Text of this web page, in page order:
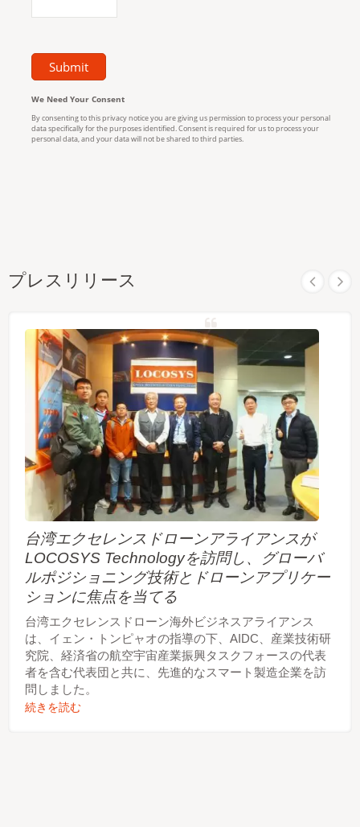
プレスリリース
台湾エクセレンスドローンアライアンスが
LOCOSYS Technologyを訪問し、グローバ
ルポジショニング技術とドローンアプリケー
ションに焦点を当てる
台湾エクセレンスドローン海外ビジネスアライアンス
は、イェン・トンピャオの指導の下、AIDC、産業技術研
究院、経済省の航空宇宙産業振興タスクフォースの代表
者を含む代表団と共に、先進的なスマート製造企業を訪
問しました。
続きを読む